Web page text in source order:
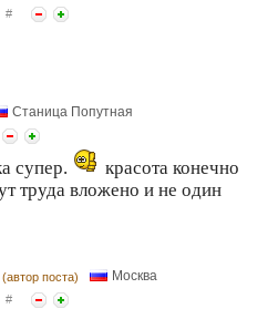
#
Станица Попутная
супер.
красота конечно
труда вложено и не один
(автор поста) Москва
#